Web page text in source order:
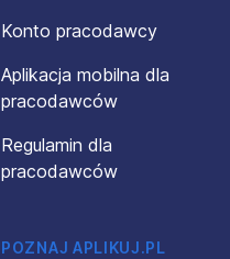
Konto pracodawcy
Aplikacja mobilna dla
pracodawców
Regulamin dla
pracodawców
POZNAJ APLIKUJ.PL